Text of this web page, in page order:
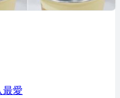
最愛